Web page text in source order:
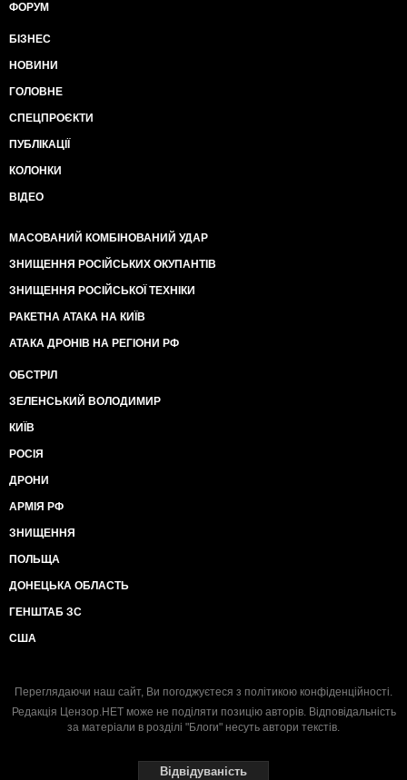
ФОРУМ
БІЗНЕС
НОВИНИ
ГОЛОВНЕ
СПЕЦПРОЄКТИ
ПУБЛІКАЦІЇ
КОЛОНКИ
ВІДЕО
МАСОВАНИЙ КОМБІНОВАНИЙ УДАР
ЗНИЩЕННЯ РОСІЙСЬКИХ ОКУПАНТІВ
ЗНИЩЕННЯ РОСІЙСЬКОЇ ТЕХНІКИ
РАКЕТНА АТАКА НА КИЇВ
АТАКА ДРОНІВ НА РЕГІОНИ РФ
ОБСТРІЛ
ЗЕЛЕНСЬКИЙ ВОЛОДИМИР
КИЇВ
РОСІЯ
ДРОНИ
АРМІЯ РФ
ЗНИЩЕННЯ
ПОЛЬЩА
ДОНЕЦЬКА ОБЛАСТЬ
ГЕНШТАБ ЗС
США
Переглядаючи наш сайт, Ви погоджуєтеся з політикою конфіденційності.
Редакція Цензор.НЕТ може не поділяти позицію авторів. Відповідальність
за матеріали в розділі "Блоги" несуть автори текстів.
Відвідуваність